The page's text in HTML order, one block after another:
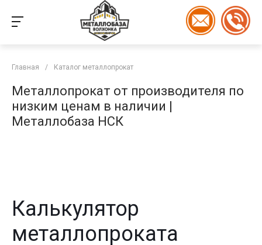
Главная / Каталог металлопрокат
Металлопрокат от производителя по
низким ценам в наличии |
Металлобаза НСК
Калькулятор
металлопроката